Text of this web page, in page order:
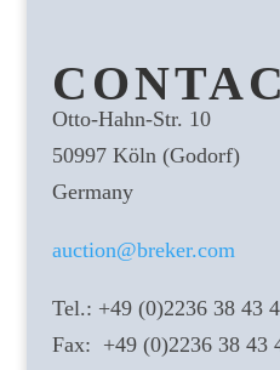
Otto-Hahn-Str. 10
50997 Köln (Godorf)
Germany
auction@breker.com
Tel.: +49 (0)2236 38 43
Fax: +49 (0)2236 38 43